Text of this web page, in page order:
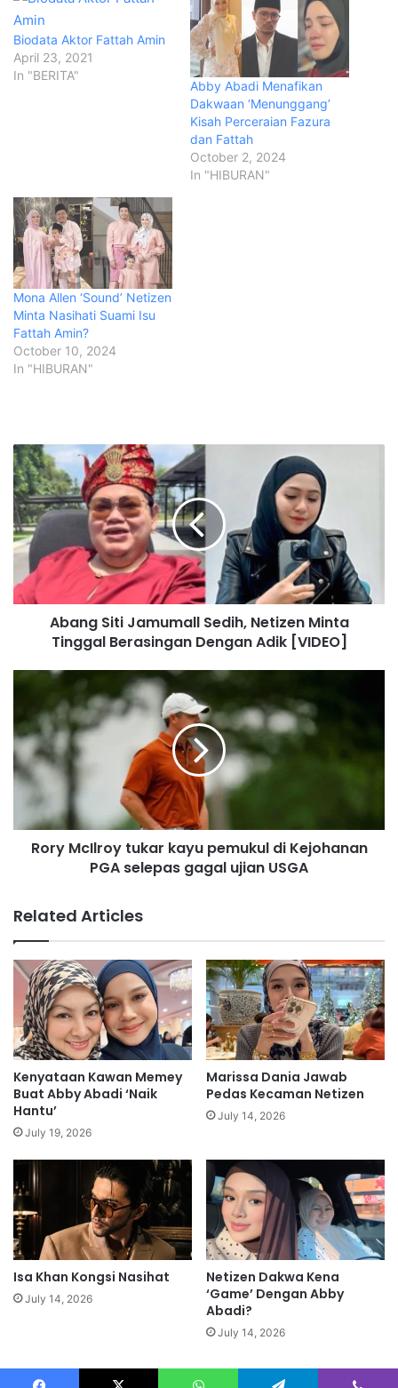
Biodata Aktor Fattah Amin
April 23, 2021
In "BERITA"
Abby Abadi Menafikan
Dakwaan ‘Menunggang’
Kisah Perceraian Fazura
dan Fattah
October 2, 2024
In "HIBURAN"
Mona Allen ‘Sound’ Netizen
Minta Nasihati Suami Isu
Fattah Amin?
October 10, 2024
In "HIBURAN"
A
b
a
n
g
S
t
i
l
l
S
e
t
i
z
e
M
i
n
a
T
i
g
g
a
l
B
e
r
a
g
Abang Siti Jamumall Sedih, Netizen Minta
Tinggal Berasingan Dengan Adik [VIDEO]
y
M
c
r
k
a
r
u
p
e
m
u
k
l
d
i
K
e
j
o
h
n
Rory McIlroy tukar kayu pemukul di Kejohanan
PGA selepas gagal ujian USGA
Related Articles
Kenyataan Kawan Memey
Buat Abby Abadi ‘Naik
Hantu’
July 19, 2026
Marissa Dania Jawab
Pedas Kecaman Netizen
July 14, 2026
Isa Khan Kongsi Nasihat
July 14, 2026
Netizen Dakwa Kena
‘Game’ Dengan Abby
Abadi?
July 14, 2026